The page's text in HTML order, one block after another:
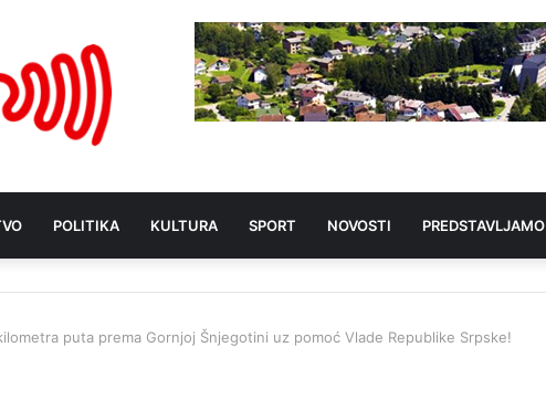
POLITIKA KULTURA SPORT NOVOSTI PREDSTAVLJAMO
puta prema Gornjoj Šnjegotini uz pomoć Vlade Republike Srpske!